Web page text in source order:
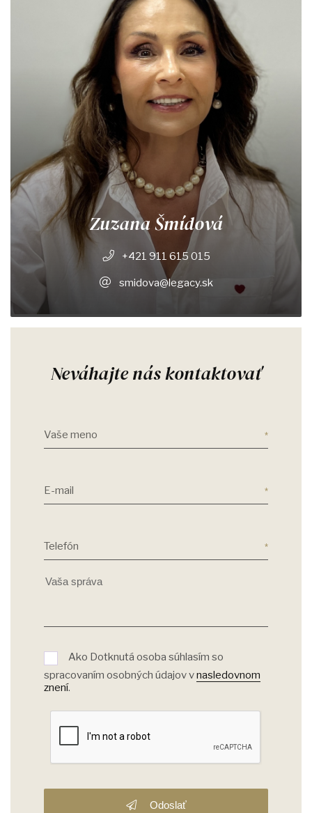
Zuzana Šmídová
+421 911 615 015
smidova@legacy.sk
Neváhajte nás kontaktovať
Vaše meno
E-mail
Telefón
Ako Dotknutá osoba súhlasím so
spracovaním osobných údajov vnasledovnom
znení.
Odoslať